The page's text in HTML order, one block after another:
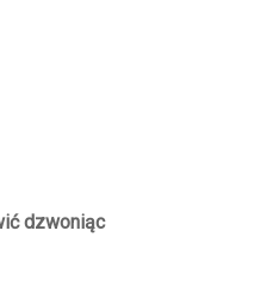
dzwoniąc